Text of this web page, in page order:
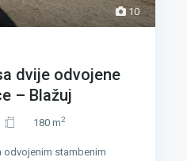
10
dvije odvojene
– Blažuj
180 m2
odvojenim stambenim